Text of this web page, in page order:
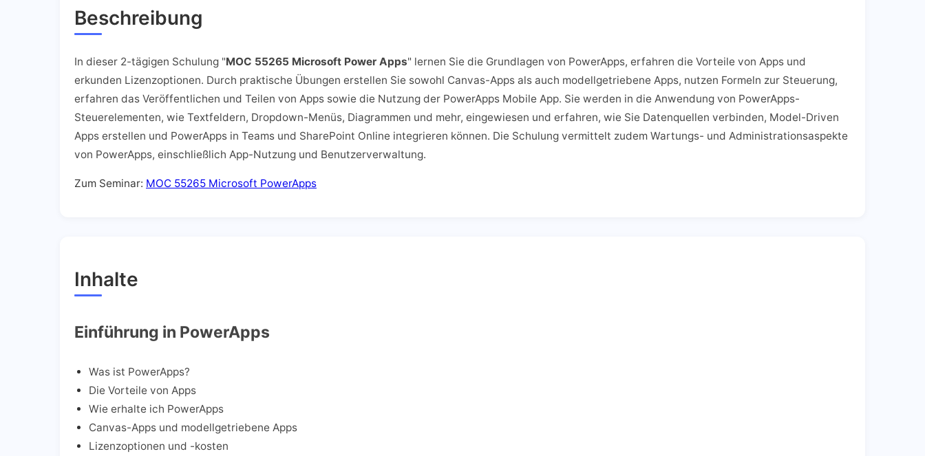
Beschreibung
In dieser 2-tägigen Schulung "MOC 55265 Microsoft Power Apps" lernen Sie die Grundlagen von PowerApps, erfahren die Vorteile von Apps und
erkunden Lizenzoptionen. Durch praktische Übungen erstellen Sie sowohl Canvas-Apps als auch modellgetriebene Apps, nutzen Formeln zur Steuerung,
erfahren das Veröffentlichen und Teilen von Apps sowie die Nutzung der PowerApps Mobile App. Sie werden in die Anwendung von PowerApps-
Steuerelementen, wie Textfeldern, Dropdown-Menüs, Diagrammen und mehr, eingewiesen und erfahren, wie Sie Datenquellen verbinden, Model-Driven
Apps erstellen und PowerApps in Teams und SharePoint Online integrieren können. Die Schulung vermittelt zudem Wartungs- und Administrationsaspekte
von PowerApps, einschließlich App-Nutzung und Benutzerverwaltung.
Zum Seminar: MOC 55265 Microsoft PowerApps
Inhalte
Einführung in PowerApps
Was ist PowerApps?
Die Vorteile von Apps
Wie erhalte ich PowerApps
Canvas-Apps und modellgetriebene Apps
Lizenzoptionen und -kosten